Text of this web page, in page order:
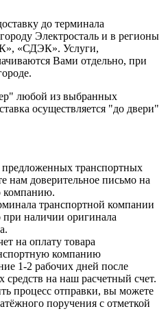
до терминала
Электросталь и в регионы
«СДЭК». Услуги,
Вами отдельно, при
любой из выбранных
осуществляется "до двери"
транспортных
нам доверительное письмо на
компанию.
транспортной компании
при наличии оригинала
на оплату товара
компанию
1-2 рабочих дней после
на наш расчетный счет.
процесс отправки, вы можете
поручения с отметкой